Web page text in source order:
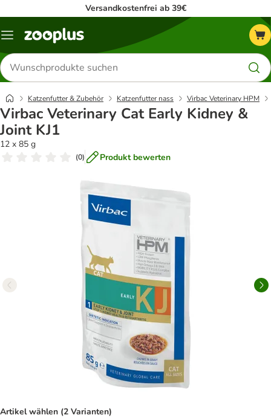
Versandkostenfrei ab 39€
Menü
Produkte
suchen
Katzenfutter & Zubehör Katzenfutter nass Virbac Veterinary HPM
Virbac Veterinary Cat Early Kidney &
Joint KJ1
12 x 85 g
(0) Produkt bewerten
Artikel wählen (2 Varianten)